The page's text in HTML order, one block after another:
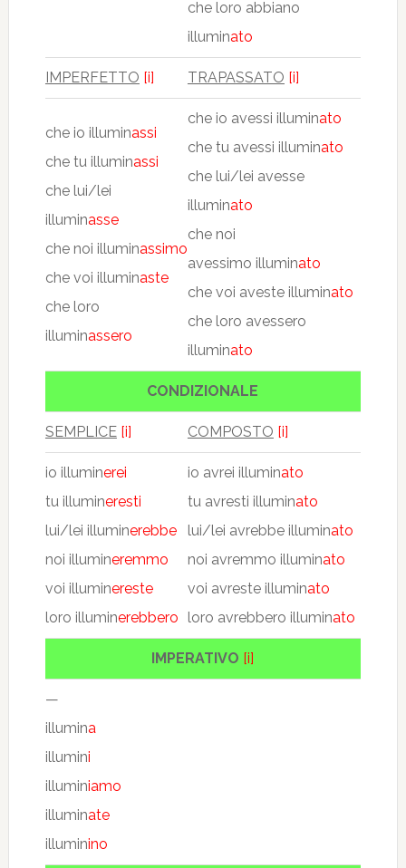
che loro abbiano
illuminato
IMPERFETTO [i] TRAPASSATO [i]
che io illuminassi
che tu illuminassi
che lui/lei
illuminasse
che noi illuminassimo
che voi illuminaste
che loro
illuminassero
che io avessi illuminato
che tu avessi illuminato
che lui/lei avesse
illuminato
che noi
avessimo illuminato
che voi aveste illuminato
che loro avessero
illuminato
CONDIZIONALE
SEMPLICE [i] COMPOSTO [i]
io illuminerei
tu illumineresti
lui/lei illuminerebbe
noi illumineremmo
voi illuminereste
loro illuminerebbero
io avrei illuminato
tu avresti illuminato
lui/lei avrebbe illuminato
noi avremmo illuminato
voi avreste illuminato
loro avrebbero illuminato
IMPERATIVO [i]
—
illumina
illumini
illuminiamo
illuminate
illuminino